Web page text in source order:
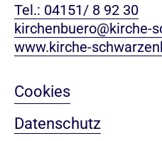
Tel.: 04151/ 8 92 30
kirchenbuero@kirche-
www.kirche-
Cookies
Datenschutz